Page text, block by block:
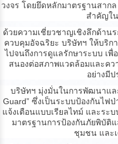
วงจร โดยยึดหลักมาตรฐานสาก
สำคัญใ
ด้วยความเชี่ยวชาญเชิงลึกด้าน
ควบคุมอัจฉริยะ บริษัทฯ ให้บริก
ไปจนถึงการดูแลรักษาระบบ เ
สนองต่อสภาพแวดล้อมและคว
อย่างมี
บริษัทฯ มุ่งมั่นในการพัฒนาแล
Guard” ซึ่งเป็นระบบป้องกันไฟ
แจ้งเตือนแบบเรียลไทม์ และระ
มาตรฐานการป้องกันภัยพิบัติ
ชุมชน และ